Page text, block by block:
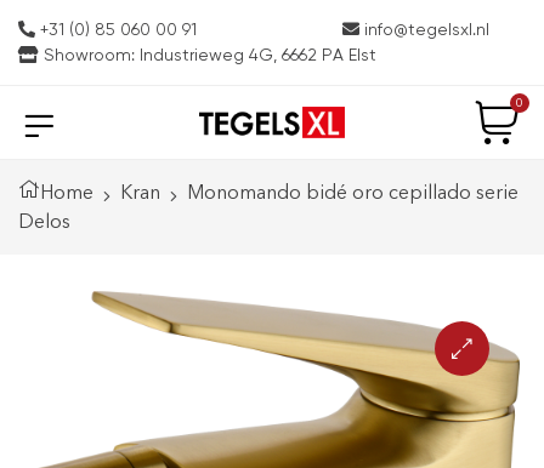
+31 (0) 85 060 00 91
info@tegelsxl.nl
Showroom: Industrieweg 4G, 6662 PA Elst
0
Home Kran
Monomando bidé oro cepillado serie
Delos